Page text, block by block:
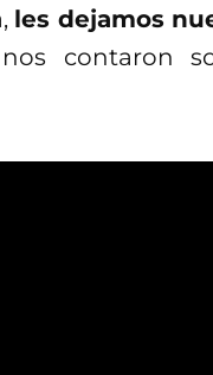
les dejamos
contaron